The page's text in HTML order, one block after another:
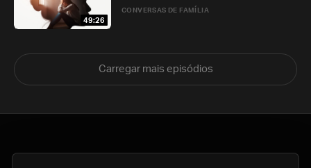
49:26
CONVERSAS DE FAMÍLIA
Carregar mais episódios